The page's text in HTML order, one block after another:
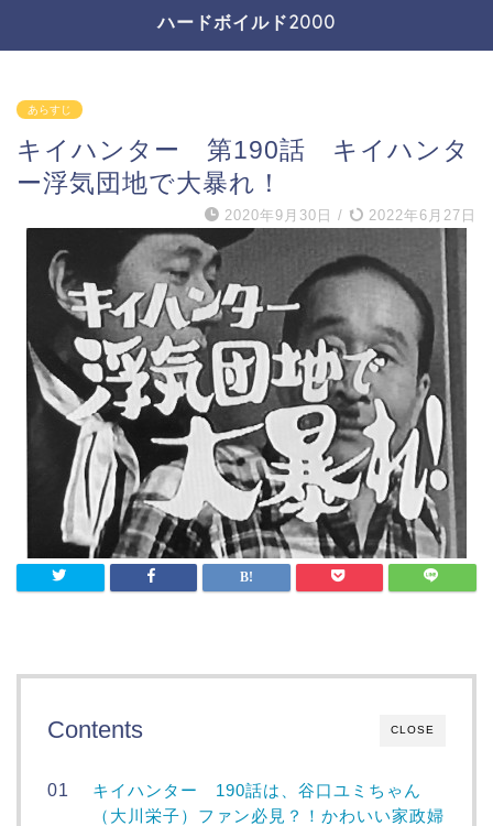
ハードボイルド2000
あらすじ
キイハンター 第190話 キイハンタ
ー浮気団地で大暴れ！
2020年9月30日 / 2022年6月27日
CLOSE
Contents
キイハンター 190話は、谷口ユミちゃん
（大川栄子）ファン必見？！かわいい家政婦